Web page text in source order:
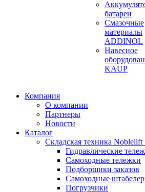
батареи
Смазочные
материалы
ADDINOL
Навесное
KAUP
Компания
О компании
Партнеры
Новости
Каталог
Складская техника Noblelift
Гидравлические
Самоходные тележки
Подборщики заказов
Самоходные
Погрузчики